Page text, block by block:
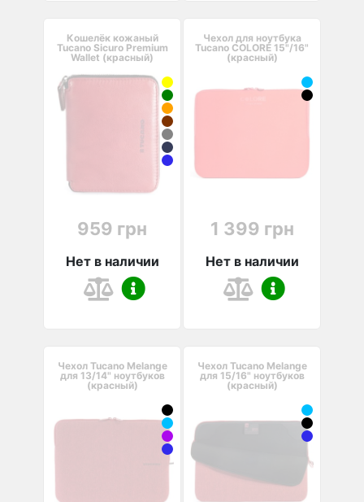
Кошелёк кожаный
Tucano Sicuro Premium
Wallet (красный)
959 грн
Нет в наличии
Чехол для ноутбука
Tucano COLORE 15"/16"
(красный)
1 399 грн
Нет в наличии
Чехол Tucano Melange
для 13/14" ноутбуков
(красный)
Чехол Tucano Melange
для 15/16" ноутбуков
(красный)